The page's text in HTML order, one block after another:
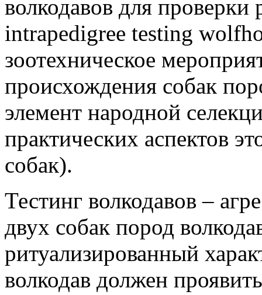
волкодавов для проверки
intrapedigree testing
зоотехническое
происхождения собак
элемент народной
практических аспектов
собак).
Тестинг волкодавов –
двух собак пород
ритуализированный
волкодав должен